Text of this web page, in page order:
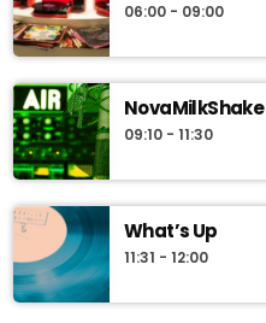
06:00 - 09:00
NovaMilkShake
09:10 - 11:30
What’s Up
11:31 - 12:00